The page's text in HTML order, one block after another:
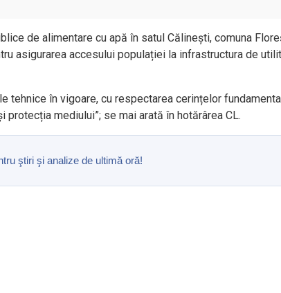
de alimentare cu apă în satul Călinești, comuna
asigurarea accesului populației la infrastructura de
tehnice în vigoare, cu respectarea cerințelor
mediului”; se mai arată în hotărârea CL.
ştiri şi analize de ultimă oră!